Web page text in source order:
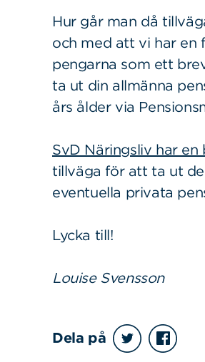
Hur går man då
och med att vi har en
pengarna som ett
ta ut din allmänna
års ålder via
SvD Näringsliv har en
tillväga för att ta ut
eventuella privata
Lycka till!
Louise Svensson
Dela på
Sök på sidan:
Sök
efter: